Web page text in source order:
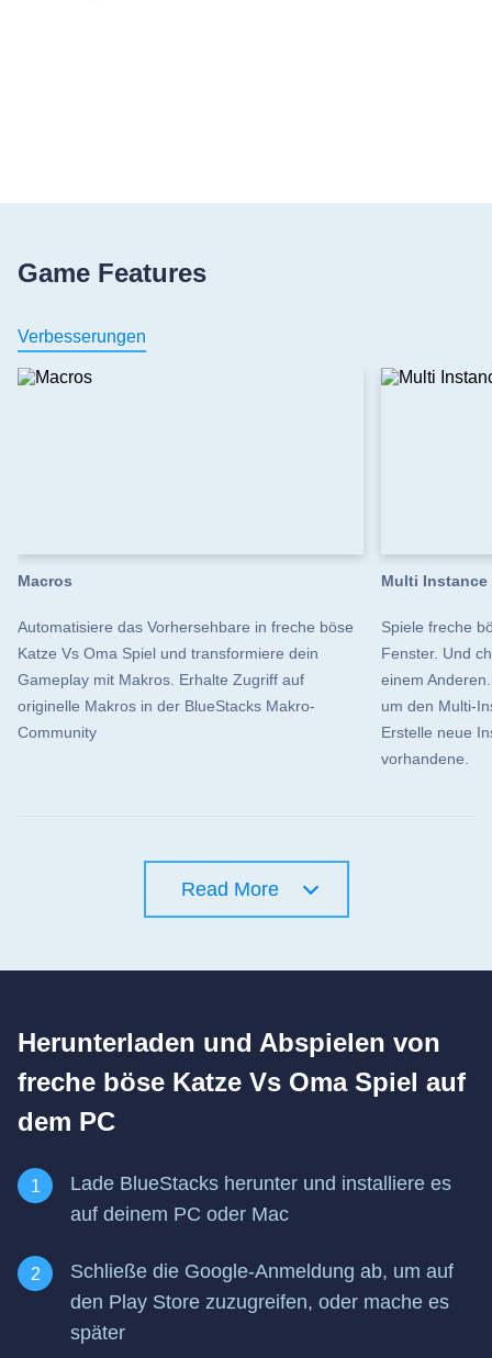
Game Features
Verbesserungen
Macros
Automatisiere das Vorhersehbare in freche böse
Katze Vs Oma Spiel und transformiere dein
Gameplay mit Makros. Erhalte Zugriff auf
originelle Makros in der BlueStacks Makro-
Community
Multi Instance
Spiele freche
Fenster. Und
einem
um den Multi-
Erstelle neue
vorhandene.
Read More
Herunterladen und Abspielen von
freche böse Katze Vs Oma Spiel auf
dem PC
Lade BlueStacks herunter und installiere es
auf deinem PC oder Mac
Schließe die Google-Anmeldung ab, um auf
den Play Store zuzugreifen, oder mache es
später